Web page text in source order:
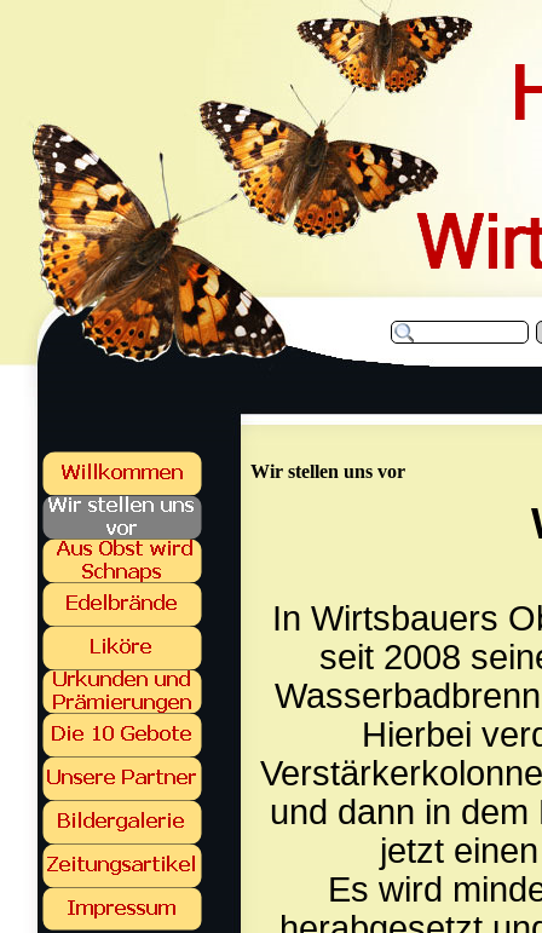
Wir stellen uns vor
In Wirtsbauers
seit 2008
Hierbei
und dann in
jetzt
Es wird